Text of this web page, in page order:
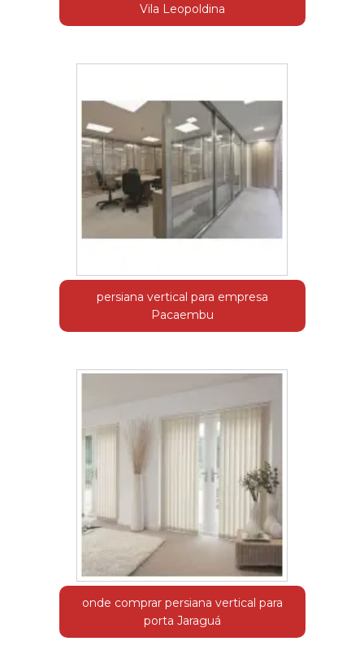
Vila Leopoldina
persiana vertical para empresa
Pacaembu
onde comprar persiana vertical para
porta Jaraguá